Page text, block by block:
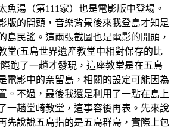
魚湯（第111家）也是電影版中登場。
版的開頭，音樂背景後來我登島才知是
島民謠。這兩張截圖也是電影的開頭，
堂(五島世界遺產教堂中相對保存的比
跑了一趟才發現，這座教堂是在五島
電影中的奈留島，相關的設定可能因為
。不過，最後我還是利用了一點在島上
一趟堂崎教堂，這事容後再表。先來說
先說說五島指的是五島群島，實際上包